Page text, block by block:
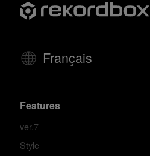
Français
Features
ver.7
Style